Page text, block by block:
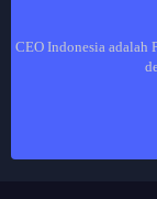
CEO Indonesia adalah